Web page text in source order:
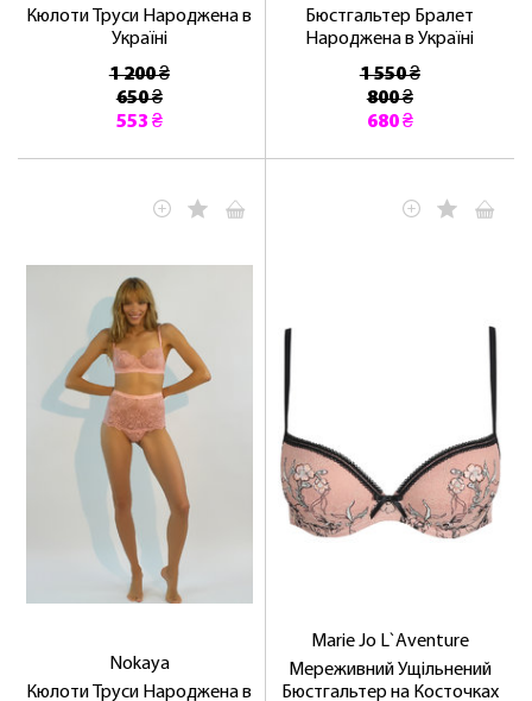
Кюлоти Труси Народжена в
Україні
1 200 ₴
650 ₴
553 ₴
Бюстгальтер Бралет
Народжена в Україні
1 550 ₴
800 ₴
680 ₴
Nokaya
Кюлоти Труси Народжена в
Marie Jo L`Aventure
Мереживний Ущільнений
Бюстгальтер на Косточках